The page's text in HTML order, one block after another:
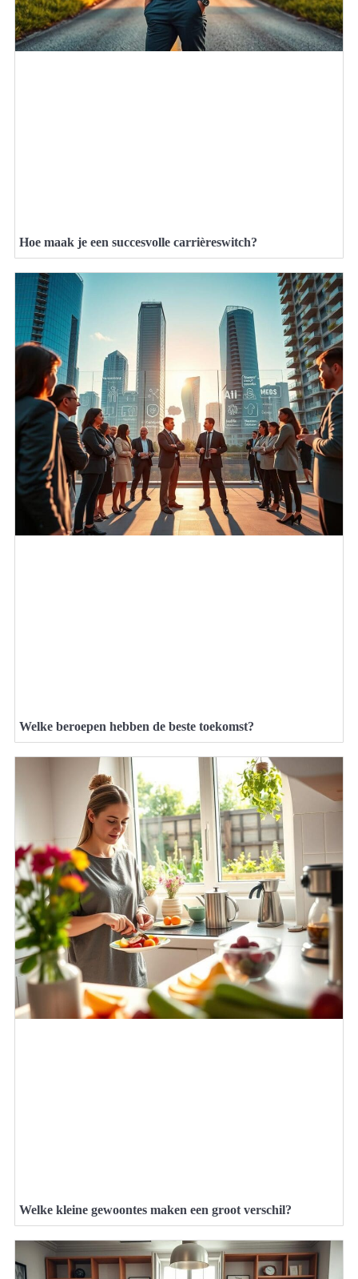
Hoe maak je een succesvolle carrièreswitch?
Welke beroepen hebben de beste toekomst?
Welke kleine gewoontes maken een groot verschil?